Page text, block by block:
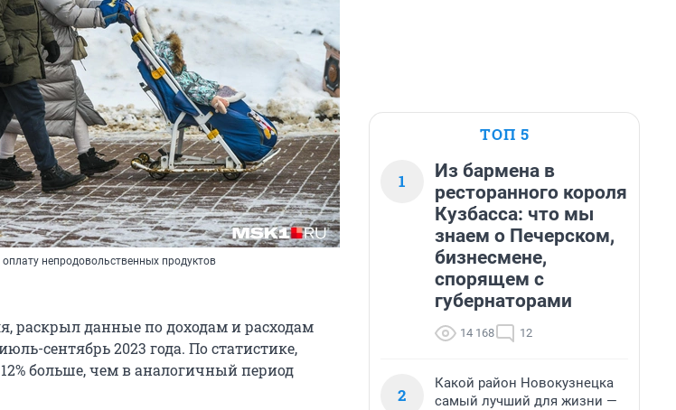
непродовольственных продуктов
раскрыл данные по доходам и расходам
сентябрь 2023 года. По статистике,
больше, чем в аналогичный период
ТОП 5
1
Из бармена в
ресторанного короля
Кузбасса: что мы
знаем о Печерском,
бизнесмене,
спорящем с
губернаторами
14 168 12
2
Какой район Новокузнецка
самый лучший для жизни —